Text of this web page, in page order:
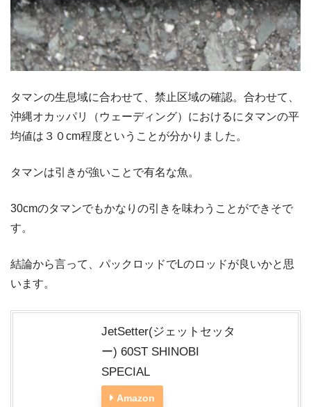
タマンの生息域に合わせて、禁止区域の確認。合わせて、
沖縄オカッパリ（ウェーディング）におけるにタマンの平
均値は３０cm程度ということが分かりました。
タマンは引きが強いことで有名な魚。
30cmのタマンでもかなりの引きを味わうことができそで
す。
結論から言って、パックロッドでLのロッドが良いかと思
います。
JetSetter(ジェットセッタ
ー) 60ST SHINOBI
SPECIAL
Amazon